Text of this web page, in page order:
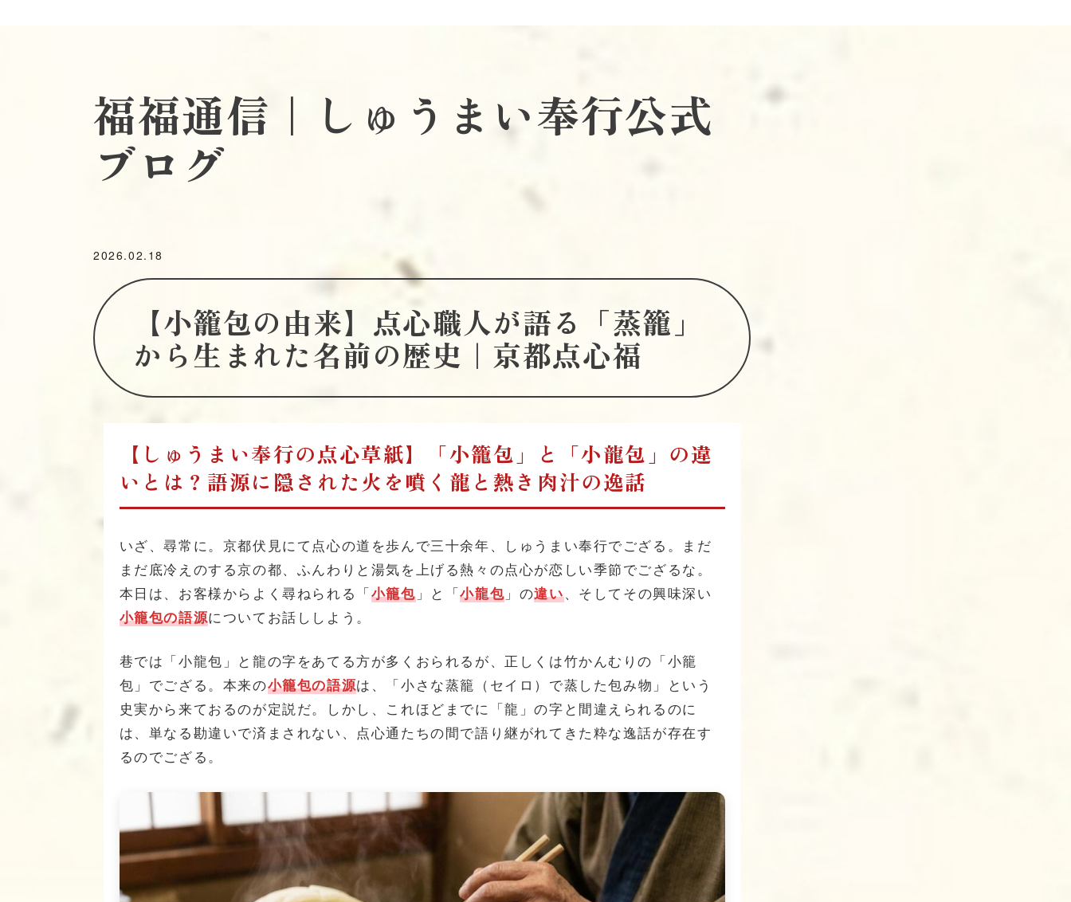
福福通信｜しゅうまい奉行公式
ブログ
2026.02.18
​【小籠包の由来】点心職人が語る「蒸籠」
から生まれた名前の歴史｜京都点心福
【しゅうまい奉行の点心草紙】「小籠包」と「小龍包」の違
いとは？語源に隠された火を噴く龍と熱き肉汁の逸話
いざ、尋常に。京都伏見にて点心の道を歩んで三十余年、しゅうまい奉行でござる。まだ
まだ底冷えのする京の都、ふんわりと湯気を上げる熱々の点心が恋しい季節でござるな。
本日は、お客様からよく尋ねられる「小籠包」と「小龍包 」の違い、そしてその興味深い
小籠包の語源についてお話ししよう。
巷では「小龍包」と龍の字をあてる方が多くおられるが、正しくは竹かんむりの「小籠
包」でござる。本来の小籠包の語源は、「小さな蒸籠（セイロ）で蒸した包み物」という
史実から来ておるのが定説だ。しかし、これほどまでに「龍」の字と間違えられるのに
は、単なる勘違いで済まされない、点心通たちの間で語り継がれてきた粋な逸話が存在す
るのでござる。